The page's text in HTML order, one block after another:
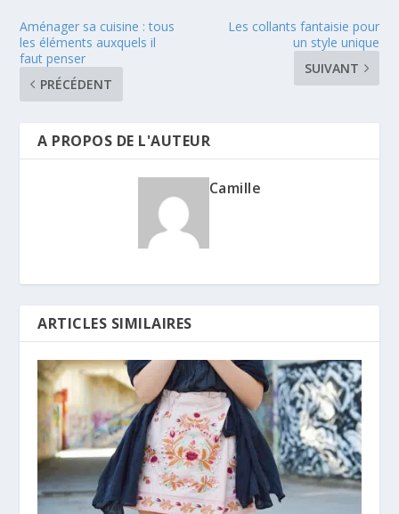
Aménager sa cuisine : tous
les éléments auxquels il
faut penser
PRÉCÉDENT
Les collants fantaisie pour
un style unique
SUIVANT
A PROPOS DE L'AUTEUR
Camille
ARTICLES SIMILAIRES